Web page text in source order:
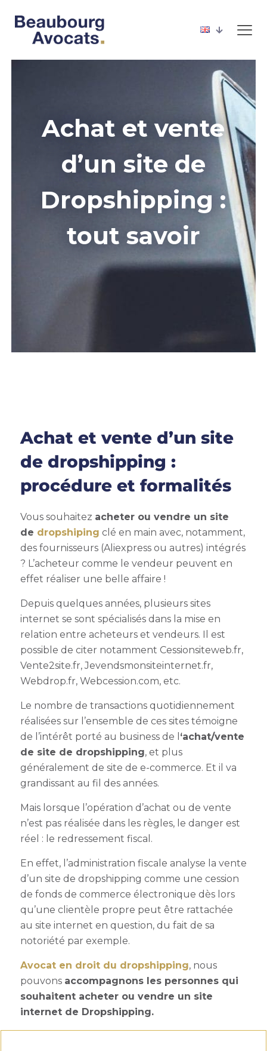
Achat et vente
d’un site de
Dropshipping :
tout savoir
Achat et vente d’un site
de dropshipping :
procédure et formalités
Vous souhaitez acheter ou vendre un site
de dropshiping clé en main avec, notamment,
des fournisseurs (Aliexpress ou autres) intégrés
? L’acheteur comme le vendeur peuvent en
effet réaliser une belle affaire !
Depuis quelques années, plusieurs sites
internet se sont spécialisés dans la mise en
relation entre acheteurs et vendeurs. Il est
possible de citer notamment Cessionsiteweb.fr,
Vente2site.fr, Jevendsmonsiteinternet.fr,
Webdrop.fr, Webcession.com, etc.
Le nombre de transactions quotidiennement
réalisées sur l’ensemble de ces sites témoigne
de l’intérêt porté au business de l ‘achat/vente
de site de dropshipping, et plus
généralement de site de e-commerce. Et il va
grandissant au fil des années.
Mais lorsque l’opération d’achat ou de vente
n’est pas réalisée dans les règles, le danger est
réel : le redressement fiscal.
En effet, l’administration fiscale analyse la vente
d’un site de dropshipping comme une cession
de fonds de commerce électronique dès lors
qu’une clientèle propre peut être rattachée
au site internet en question, du fait de sa
notoriété par exemple.
Avocat en droit du dropshipping, nous
pouvons accompagnons les personnes qui
souhaitent acheter ou vendre un site
internet de Dropshipping.